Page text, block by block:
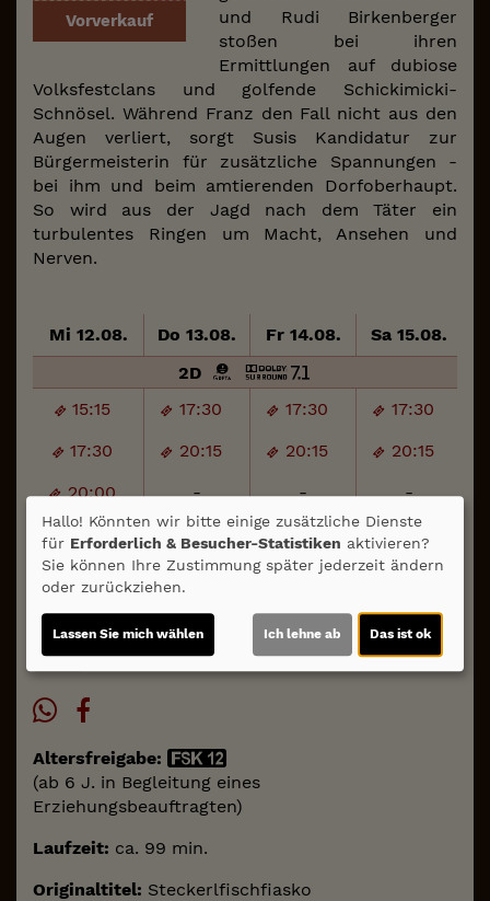
Vorverkauf
und Rudi Birkenberger
stoßen bei ihren
Ermittlungen auf dubiose
Volksfestclans und golfende Schickimicki-
Schnösel. Während Franz den Fall nicht aus den
Augen verliert, sorgt Susis Kandidatur zur
Bürgermeisterin für zusätzliche Spannungen -
bei ihm und beim amtierenden Dorfoberhaupt.
So wird aus der Jagd nach dem Täter ein
turbulentes Ringen um Macht, Ansehen und
Nerven.
Mi 12.08. Do 13.08. Fr 14.08. Sa 15.08.
15:15 17:30 17:30
17:30
17:30
20:15 20:15
20:15
20:00
- -
-
20:15
- - -
2D
Für Tickets auf die Uhrzeit klicken.
in ausgewählten Vorstellungen
Altersfreigabe:
(ab 6 J. in Begleitung eines
Erziehungsbeauftragten)
Laufzeit: ca. 99 min.
Originaltitel: Steckerlfischfiasko
Hallo! Könnten wir bitte einige zusätzliche Dienste
für Erforderlich & Besucher-Statistiken aktivieren?
Sie können Ihre Zustimmung später jederzeit ändern
oder zurückziehen.
Lassen Sie mich wählen Ich lehne ab Das ist ok